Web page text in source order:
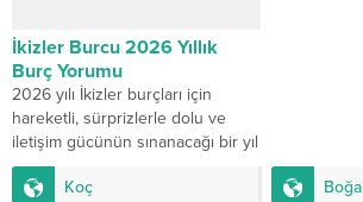
İkizler Burcu 2026 Yıllık
Burç Yorumu
2026 yılı İkizler burçları için
hareketli, sürprizlerle dolu ve
iletişim gücünün sınanacağı bir yıl
olacak. Merkür’ün sık sık geri
hareketi,...
Koç Boğa